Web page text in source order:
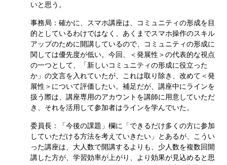
いと思う。
事務局：確かに、スマホ講座は、コミュニティの形成を目
的としているわけではなく、あくまでスマホ操作のスキル
アップのために開講しているので、コミュニティの形成に
関しては優先度が低い。今回、＜発展性＞の代表的な視点
の一つとして、「新しいコミュニティの形成に役立った
か」の文言を入れていたが、これは取り除き、改めて＜発
展性＞について評価したい。補足だが、講座中にラインを
扱う際は、講座専用のアカウントを講師に用意していただ
き、それを活用して参加者はラインを学んでいた。
委員長：「今後の課題」欄に「できるだけ多くの方に参加
していただける方法を考えていきたい」とあるが、こうい
った講座は、大人数で開講するよりも、少人数を複数回開
講した方が、学習効率が上がり、より効果が見込めると思